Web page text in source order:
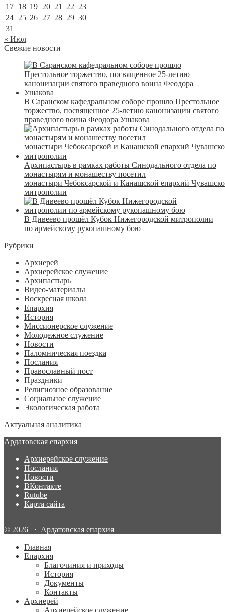
17 18 19 20 21 22 23
24 25 26 27 28 29 30
31
« Июл
Свежие новости
В Саранском кафедральном соборе прошло Престольное
торжество, посвященное 25-летию канонизации святого
праведного воина Феодора Ушакова
Архипастырь в рамках работы Синодального отдела по
монастырям и монашеству посетил
монастыри Чебоксарской и Канашской епархий
митрополии
В Дивеево прошёл Кубок Нижегородской митрополии
по армейскому рукопашному бою
Рубрики
Архиерей
Архиерейское служение
Архипастырь
Видео-материалы
Воскресная школа
Епархия
История
Миссионерское служение
Молодежное служение
Новости
Паломническая поездка
Послания
Православный пост
Праздники
Религиозное образование
Социальное служение
Экологическая работа
Актуальная аналитика
Ардатовская епархия
Архиерейское служение
Послания
Новости
ВКонтакте
Rutube
Карта сайта
© 2026 · Ардатовская епархия
Главная
Епархия
Благочиния и приходы
История
Документы
Контакты
Архиерей
Архиерейское служение